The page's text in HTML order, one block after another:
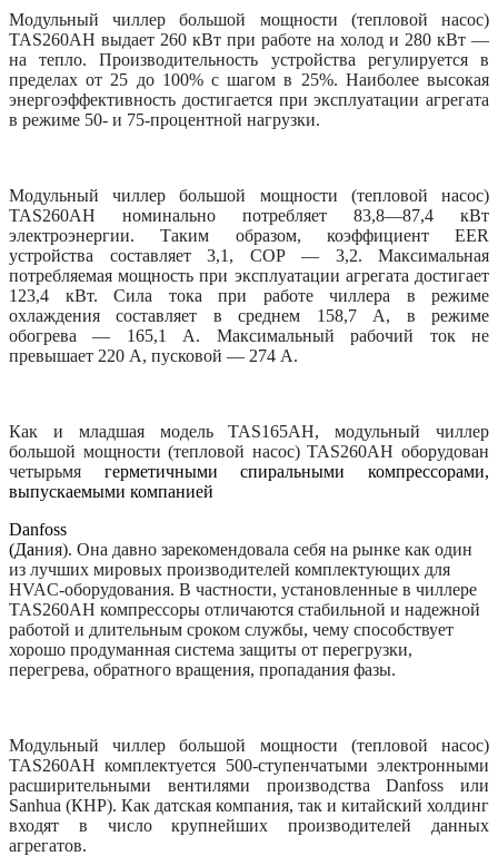
Модульный чиллер большой мощности (тепловой насос)
TAS260AH выдает 260 кВт при работе на холод и 280 кВт —
на тепло. Производительность устройства регулируется в
пределах от 25 до 100% с шагом в 25%. Наиболее высокая
энергоэффективность достигается при эксплуатации агрегата
в режиме 50- и 75-процентной нагрузки.
Модульный чиллер большой мощности (тепловой насос)
TAS260AH номинально потребляет 83,8—87,4 кВт
электроэнергии. Таким образом, коэффициент EER
устройства составляет 3,1, COP — 3,2. Максимальная
потребляемая мощность при эксплуатации агрегата достигает
123,4 кВт. Сила тока при работе чиллера в режиме
охлаждения составляет в среднем 158,7 А, в режиме
обогрева — 165,1 А. Максимальный рабочий ток не
превышает 220 А, пусковой — 274 А.
Как и младшая модель TAS165AH, модульный чиллер
большой мощности (тепловой насос) TAS260AH оборудован
четырьмя герметичными спиральными компрессорами,
выпускаемыми компанией
Danfoss
(Дания). Она давно зарекомендовала себя на рынке как один
из лучших мировых производителей комплектующих для
HVAC-оборудования. В частности, установленные в чиллере
TAS260AH компрессоры отличаются стабильной и надежной
работой и длительным сроком службы, чему способствует
хорошо продуманная система защиты от перегрузки,
перегрева, обратного вращения, пропадания фазы.
Модульный чиллер большой мощности (тепловой насос)
TAS260AH комплектуется 500-ступенчатыми электронными
расширительными вентилями производства Danfoss или
Sanhua (КНР). Как датская компания, так и китайский холдинг
входят в число крупнейших производителей данных
агрегатов.